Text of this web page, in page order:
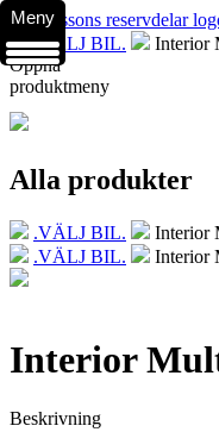
.VÄLJ BIL.
Interior
Öppna
produktmeny
Alla produkter
.VÄLJ BIL.
Interior
.VÄLJ BIL.
Interior
Interior
Beskrivning
Meny